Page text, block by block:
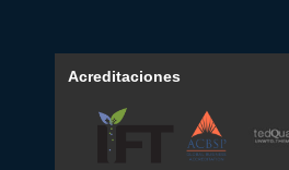
Acreditaciones